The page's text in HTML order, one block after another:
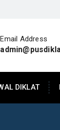
Email Address
DIKLAT